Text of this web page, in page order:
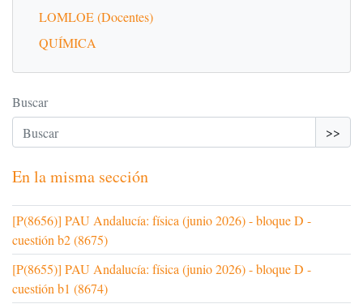
LOMLOE (Docentes)
QUÍMICA
Buscar
>>
En la misma sección
[P(8656)] PAU Andalucía: física (junio 2026) - bloque D -
cuestión b2 (8675)
[P(8655)] PAU Andalucía: física (junio 2026) - bloque D -
cuestión b1 (8674)